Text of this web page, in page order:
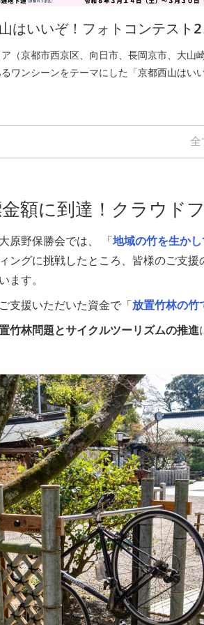
山はいいぞ！フォトコンテスト
（京都市西京区、向日市、長岡京市、大山
ワンシーンをテーマにした「京都西山はい
全
金額に到達！クラウド
原野保勝会では、 「地域の竹を生か
ングに挑戦したところ、皆様のご支
ます。
支援いただいた資金で「放置竹林の竹
竹林問題とサイクルツーリズムの推進